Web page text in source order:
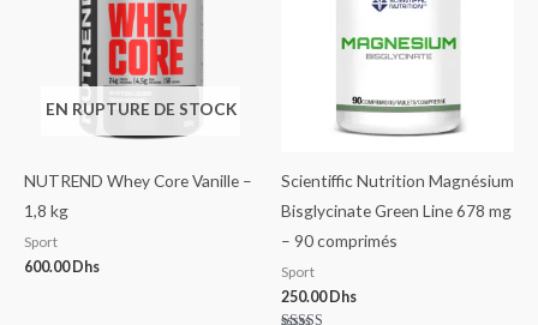
EN RUPTURE DE STOCK
NUTREND Whey Core Vanille –
1,8 kg
Sport
600.00 Dhs
Scientiffic Nutrition Magnésium
Bisglycinate Green Line 678 mg
– 90 comprimés
Sport
250.00 Dhs